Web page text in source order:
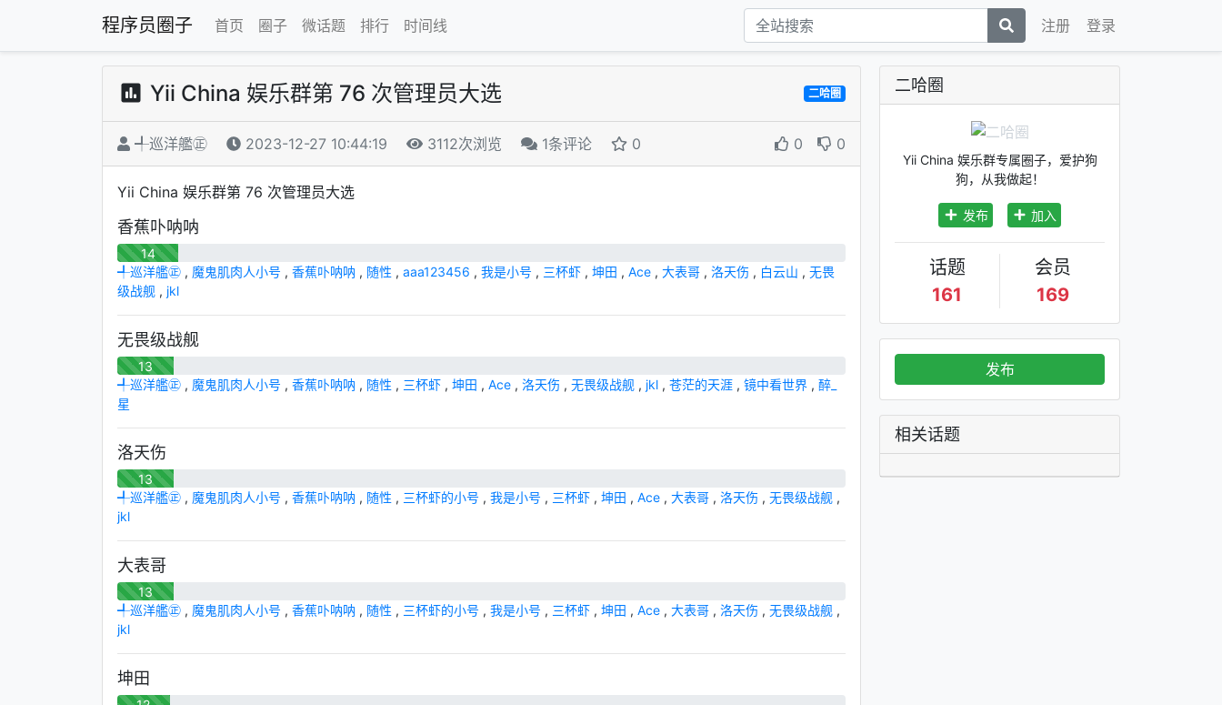
程序员圈子 首页 圈子 微话题 排行 时间线 注册 登录
Yii China 娱乐群第 76 次管理员大选 二哈圈
╃巡洋艦㊣ 2023-12-27 10:44:19 3112次浏览 1条评论 0 0 0
Yii China 娱乐群第 76 次管理员大选
香蕉卟呐呐
14
╃巡洋艦㊣ , 魔鬼肌肉人小号 , 香蕉卟呐呐 , 随性 , aaa123456 , 我是小号 , 三杯虾 , 坤田 , Ace , 大表哥 , 洛天伤 , 白云山 , 无畏
级战舰 , jkl
无畏级战舰
13
╃巡洋艦㊣ , 魔鬼肌肉人小号 , 香蕉卟呐呐 , 随性 , 三杯虾 , 坤田 , Ace , 洛天伤 , 无畏级战舰 , jkl , 苍茫的天涯 , 镜中看世界 , 醉_
星
洛天伤
13
╃巡洋艦㊣ , 魔鬼肌肉人小号 , 香蕉卟呐呐 , 随性 , 三杯虾的小号 , 我是小号 , 三杯虾 , 坤田 , Ace , 大表哥 , 洛天伤 , 无畏级战舰 ,
jkl
大表哥
13
╃巡洋艦㊣ , 魔鬼肌肉人小号 , 香蕉卟呐呐 , 随性 , 三杯虾的小号 , 我是小号 , 三杯虾 , 坤田 , Ace , 大表哥 , 洛天伤 , 无畏级战舰 ,
jkl
坤田
二哈圈
Yii China 娱乐群专属圈子，爱护狗
狗，从我做起！
发布 加入
话题
161
会员
169
发布
相关话题